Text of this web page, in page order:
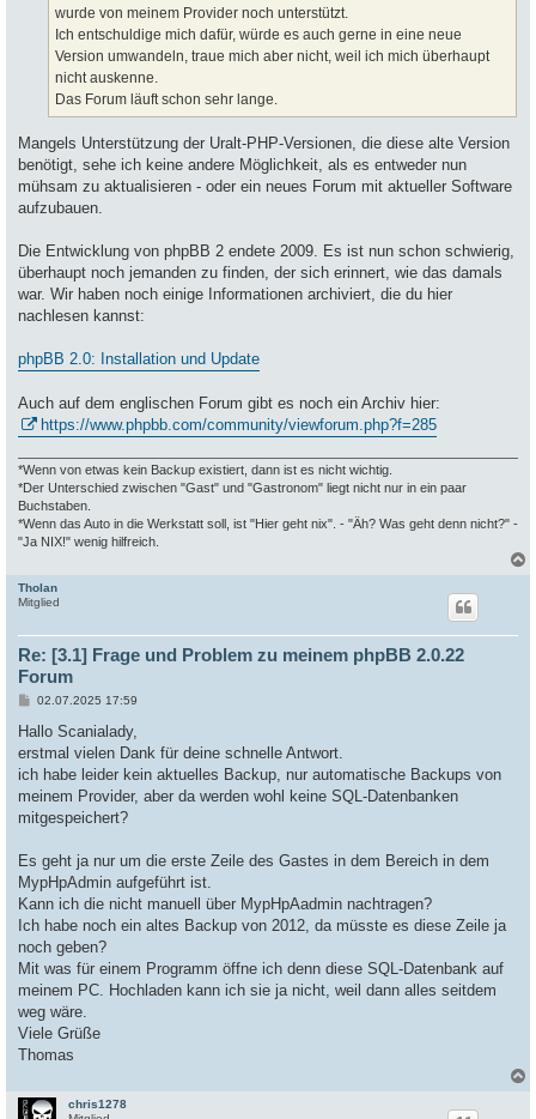
wurde von meinem Provider noch unterstützt.
Ich entschuldige mich dafür, würde es auch gerne in eine neue
Version umwandeln, traue mich aber nicht, weil ich mich überhaupt
nicht auskenne.
Das Forum läuft schon sehr lange.
Mangels Unterstützung der Uralt-PHP-Versionen, die diese alte Version
benötigt, sehe ich keine andere Möglichkeit, als es entweder nun
mühsam zu aktualisieren - oder ein neues Forum mit aktueller Software
aufzubauen.
Die Entwicklung von phpBB 2 endete 2009. Es ist nun schon schwierig,
überhaupt noch jemanden zu finden, der sich erinnert, wie das damals
war. Wir haben noch einige Informationen archiviert, die du hier
nachlesen kannst:
phpBB 2.0: Installation und Update
Auch auf dem englischen Forum gibt es noch ein Archiv hier:
https://www.phpbb.com/community/viewforum.php?f=285
*Wenn von etwas kein Backup existiert, dann ist es nicht wichtig.
*Der Unterschied zwischen "Gast" und "Gastronom" liegt nicht nur in ein paar
Buchstaben.
*Wenn das Auto in die Werkstatt soll, ist "Hier geht nix". - "Äh? Was geht denn nicht?" -
"Ja NIX!" wenig hilfreich.
Tholan
Mitglied
Re: [3.1] Frage und Problem zu meinem phpBB 2.0.22
Forum
B
i
r
a
02.07.2025 17:59
Hallo Scanialady,
erstmal vielen Dank für deine schnelle Antwort.
ich habe leider kein aktuelles Backup, nur automatische Backups von
meinem Provider, aber da werden wohl keine SQL-Datenbanken
mitgespeichert?
Es geht ja nur um die erste Zeile des Gastes in dem Bereich in dem
MypHpAdmin aufgeführt ist.
Kann ich die nicht manuell über MypHpAadmin nachtragen?
Ich habe noch ein altes Backup von 2012, da müsste es diese Zeile ja
noch geben?
Mit was für einem Programm öffne ich denn diese SQL-Datenbank auf
meinem PC. Hochladen kann ich sie ja nicht, weil dann alles seitdem
weg wäre.
Viele Grüße
Thomas
chris1278